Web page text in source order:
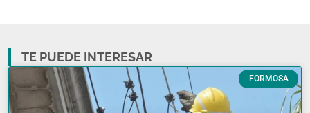
TE PUEDE INTERESAR
FORMOSA